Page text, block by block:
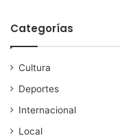
Categorías
Cultura
Deportes
Internacional
Local